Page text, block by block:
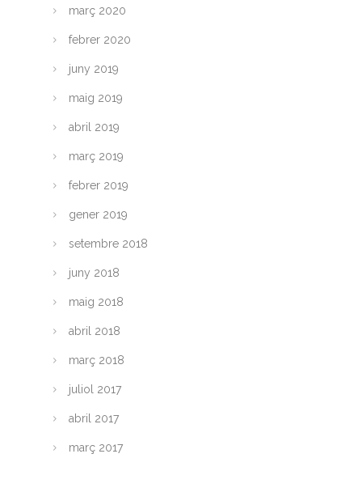
març 2020
febrer 2020
juny 2019
maig 2019
abril 2019
març 2019
febrer 2019
gener 2019
setembre 2018
juny 2018
maig 2018
abril 2018
març 2018
juliol 2017
abril 2017
març 2017